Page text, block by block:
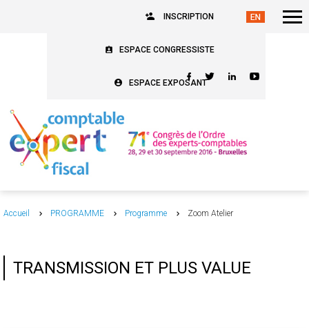
INSCRIPTION
ESPACE CONGRESSISTE
ESPACE EXPOSANT
Accueil PROGRAMME Programme Zoom Atelier
TRANSMISSION ET PLUS VALUE